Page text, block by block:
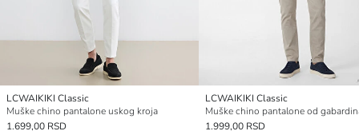
LCWAIKIKI Classic
Muške chino pantalone uskog kroja
1.699,00 RSD
LCWAIKIKI Classic
1.999,00 RSD